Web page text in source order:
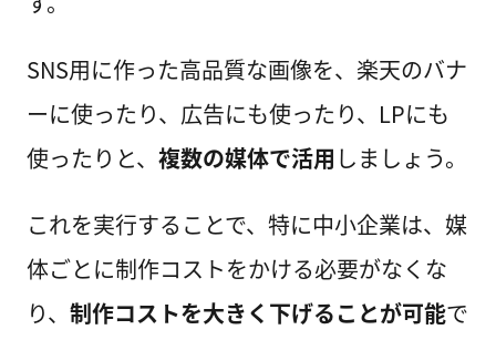
SNS用に作った高品質な画像を、楽天のバナ
ーに使ったり、広告にも使ったり、LPにも
使ったりと、 複数の媒体で活用 しましょう。
これを実行することで、特に中小企業は、媒
体ごとに制作コストをかける必要がなくな
り、 制作コストを大きく下げることが可能で